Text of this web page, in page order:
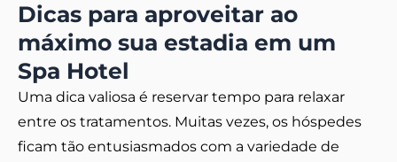
Dicas para aproveitar ao
máximo sua estadia em um
Spa Hotel
Uma dica valiosa é reservar tempo para relaxar
entre os tratamentos. Muitas vezes, os hóspedes
ficam tão entusiasmados com a variedade de